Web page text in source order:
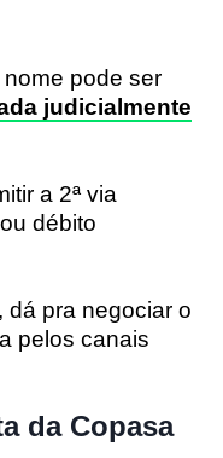
pode ser
judicialmente
a 2ª via
débito
dá pra negociar o
pelos canais
da Copasa